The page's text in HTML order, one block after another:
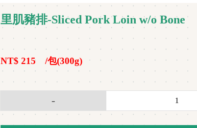
里肌豬排-Sliced Pork Loin w/o Bone
NT$ 215/包(300g)